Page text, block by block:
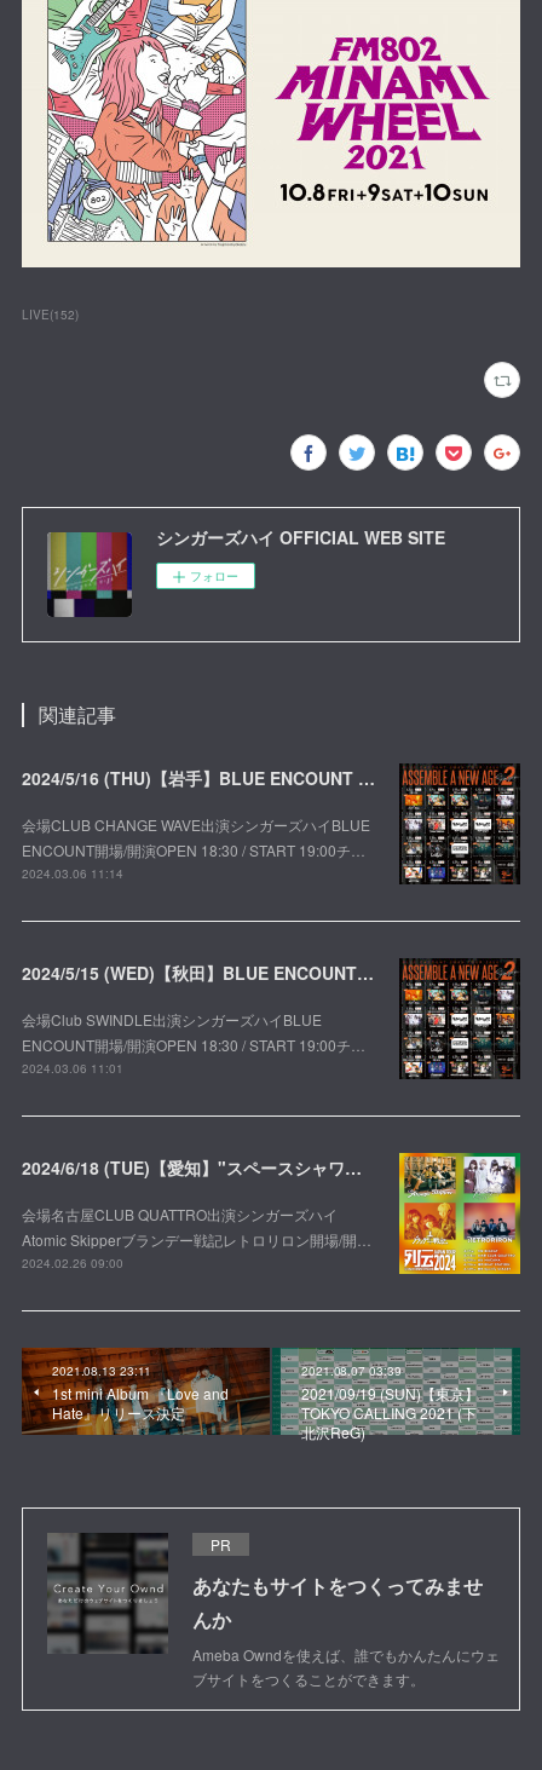
LIVE(152)
シンガーズハイ OFFICIAL WEB SITE
フォロー
関連記事
2024/5/16 (THU)【岩手】BLUE ENCOUNT 2MAN TOUR 2024 ASSEMBLE A NEW AGE -season2-
会場CLUB CHANGE WAVE出演シンガーズハイBLUE
ENCOUNT開場/開演OPEN 18:30 / START 19:00チ…
2024.03.06 11:14
2024/5/15 (WED)【秋田】BLUE ENCOUNT 2MAN TOUR 2024 ASSEMBLE A NEW AGE -season2-
会場Club SWINDLE出演シンガーズハイBLUE
ENCOUNT開場/開演OPEN 18:30 / START 19:00チ…
2024.03.06 11:01
2024/6/18 (TUE)【愛知】"スペースシャワー列伝 JAPAN TOUR 2024"
会場名古屋CLUB QUATTRO出演シンガーズハイ
Atomic Skipperブランデー戦記レトロリロン開場/開…
2024.02.26 09:00
2021.08.13 23:11
1st mini Album 『Love and
Hate』リリース決定
2021.08.07 03:39
2021/09/19 (SUN)【東京】
TOKYO CALLING 2021 (下
北沢ReG)
PR
あなたもサイトをつくってみませ
んか
Ameba Owndを使えば、誰でもかんたんにウェ
ブサイトをつくることができます。